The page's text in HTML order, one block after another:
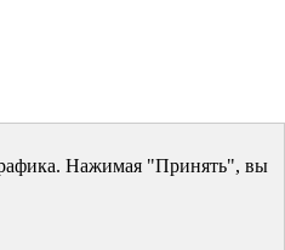
Нажимая "Принять", вы